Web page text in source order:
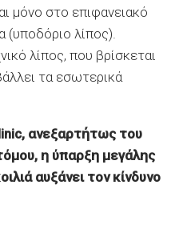
μόνο στο επιφανειακό
λίπος).
λίπος, που βρίσκεται
τα εσωτερικά
ανεξαρτήτως του
η ύπαρξη μεγάλης
αυξάνει τον κίνδυνο